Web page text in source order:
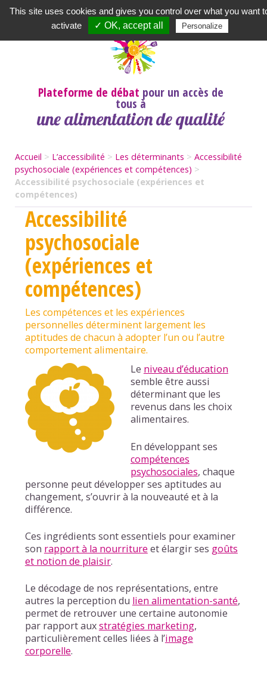
Plateforme de débat pour un accès de
tous à
une alimentation de qualité
Accueil > L’accessibilité > Les déterminants > Accessibilité
psychosociale (expériences et compétences) >
Accessibilité psychosociale (expériences et
compétences)
Accessibilité
psychosociale
(expériences et
compétences)
Les compétences et les expériences
personnelles déterminent largement les
aptitudes de chacun à adopter l’un ou l’autre
comportement alimentaire.
Le niveau d’éducation
semble être aussi
déterminant que les
revenus dans les choix
alimentaires.
En développant ses
compétences
psychosociales, chaque
personne peut développer ses aptitudes au
changement, s’ouvrir à la nouveauté et à la
différence.
Ces ingrédients sont essentiels pour examiner
son rapport à la nourriture et élargir ses goûts
et notion de plaisir.
Le décodage de nos représentations, entre
autres la perception du lien alimentation-santé,
permet de retrouver une certaine autonomie
par rapport auxstratégies marketing,
particulièrement celles liées à l’image
corporelle.
Newsletter|A propos|Contact| | |
This site uses cookies and gives you control over what you want
activate
✓ OK, accept all Personalize